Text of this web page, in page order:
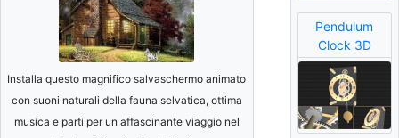
Installa questo magnifico salvaschermo animato
con suoni naturali della fauna selvatica, ottima
musica e parti per un affascinante viaggio nel
Pendulum
Clock 3D